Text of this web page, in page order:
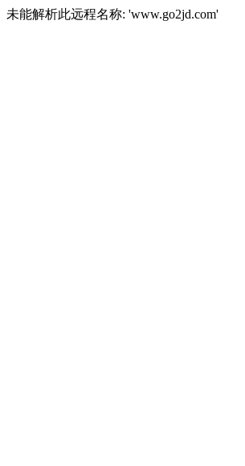
未能解析此远程名称: 'www.go2jd.com'